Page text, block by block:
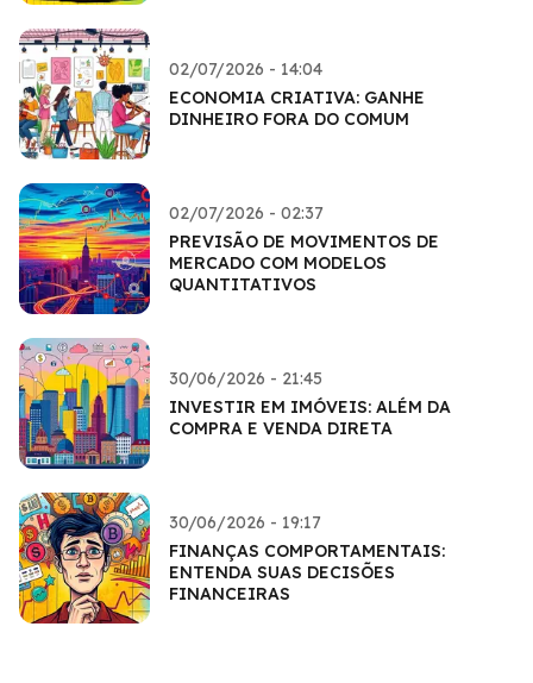
02/07/2026 - 14:04
ECONOMIA CRIATIVA: GANHE
DINHEIRO FORA DO COMUM
02/07/2026 - 02:37
PREVISÃO DE MOVIMENTOS DE
MERCADO COM MODELOS
QUANTITATIVOS
30/06/2026 - 21:45
INVESTIR EM IMÓVEIS: ALÉM DA
COMPRA E VENDA DIRETA
30/06/2026 - 19:17
FINANÇAS COMPORTAMENTAIS:
ENTENDA SUAS DECISÕES
FINANCEIRAS